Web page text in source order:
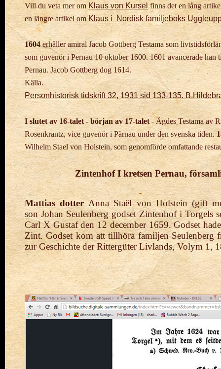
Vill du veta mer omKlaus von Kursel finns det en lång
en längre artikel omKlaus i Nordisk familjeboks
1604erhåller amiral Jacob Gottberg Testama som
som guvenör iPernau 10 oktober 1600. 1601 avancerade han
Pernau. JacobGottberg dog 1614.
Källa.
Personhistorisk tidskrift 32, 1931 sid 133-135.
I slutet av 16-talet - början av 17-talet- Ägdes Testama av
Rosenkrantz, viceguvenör iPårnau under den svenska tiden.
Wilhelm Stael von Holstein, som genomförde omfattande
ZintenhofI kretsen Pernau,
Mattias dotterAnna Staël von Holstein (gift
sonJohan Seulenberg godset Zintenhof i
Carl X Gustaf den 12 december 1659. Godset
Zint. Godset kom att tillhöra familjen
zur Geschichte der Rittergüter Livlands, Volym 1,